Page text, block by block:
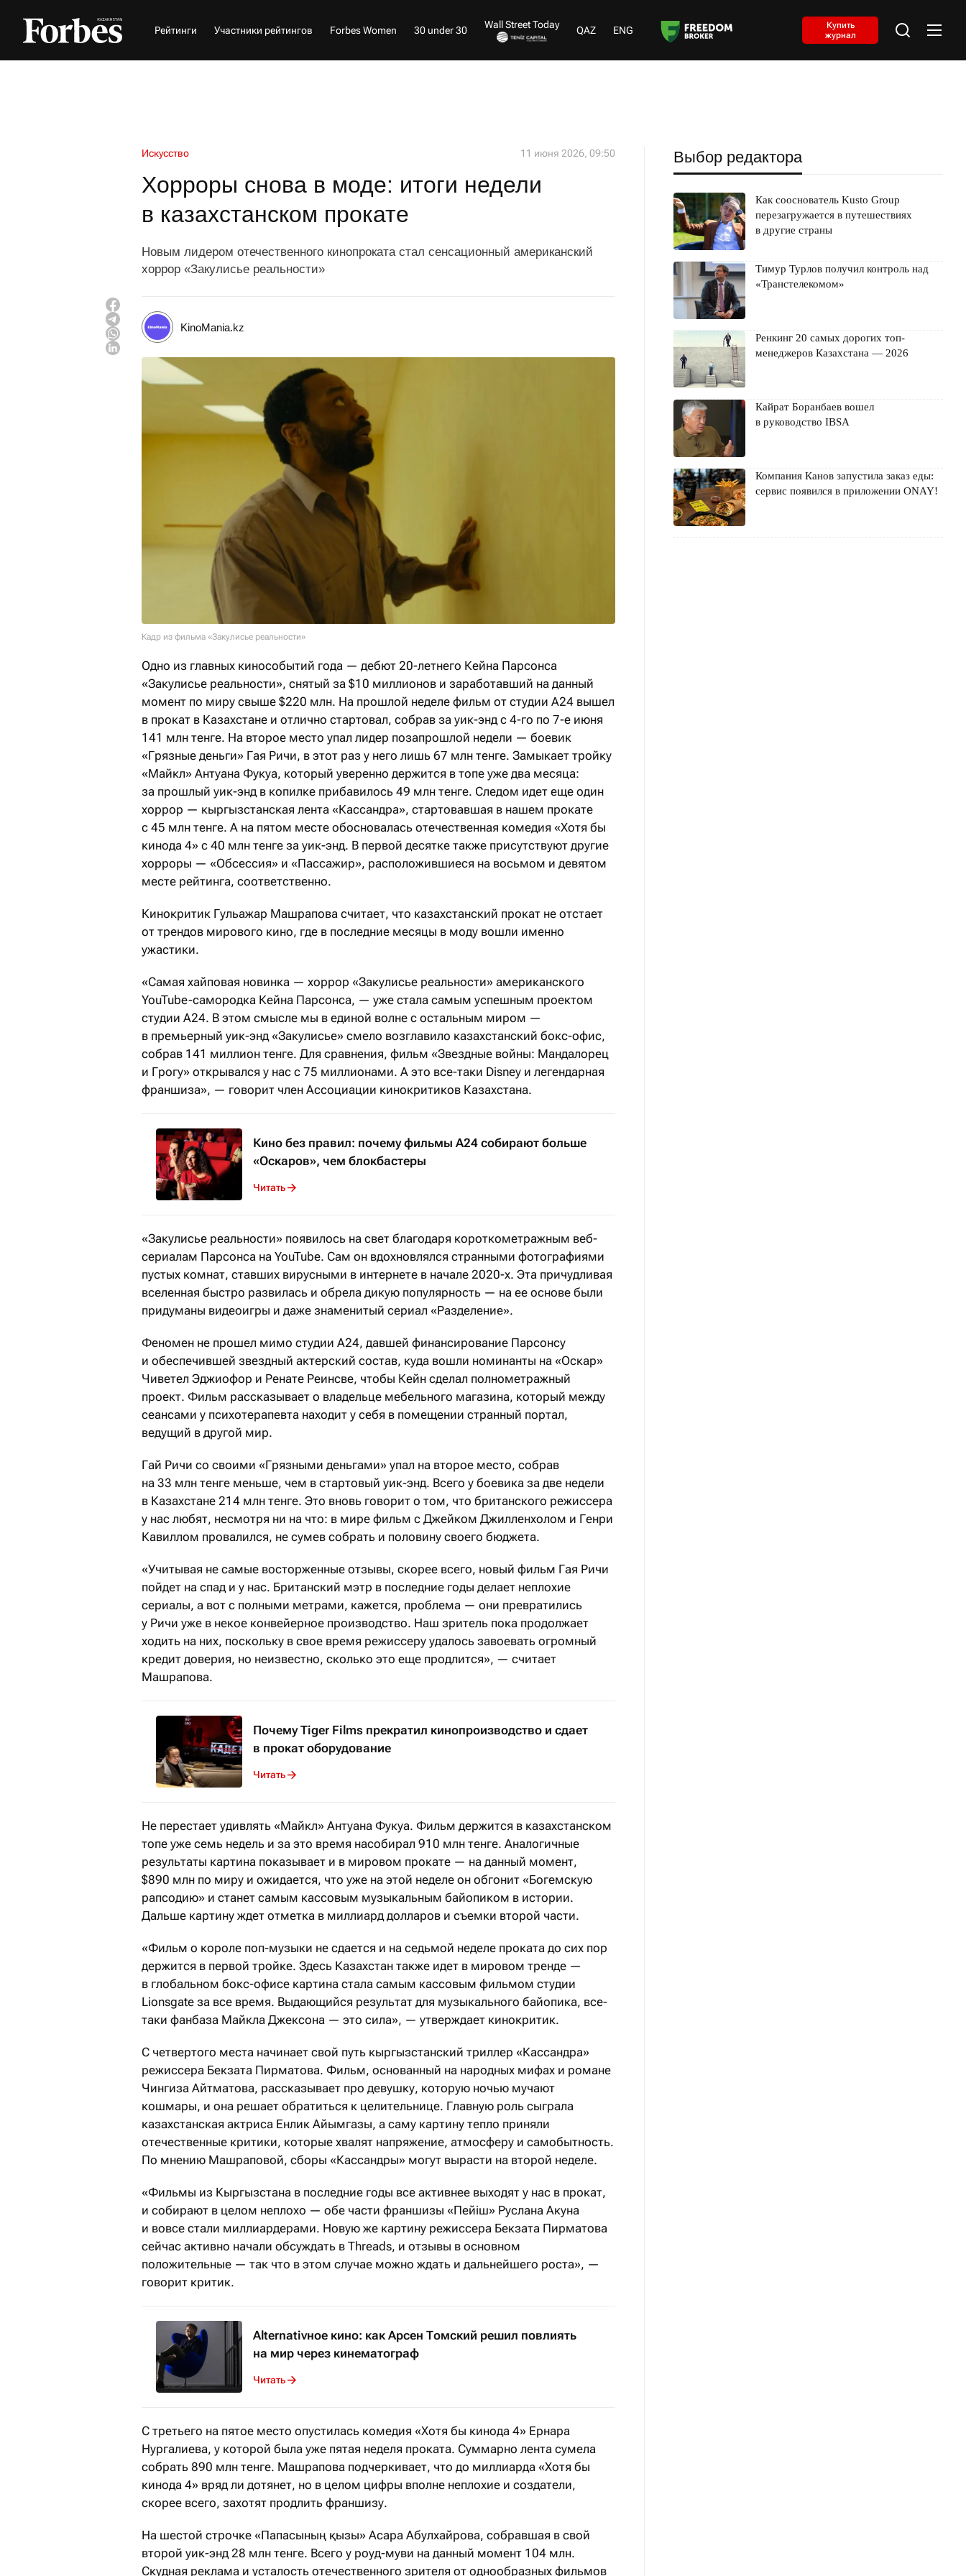
Рейтинги Участники рейтингов Forbes Women 30 under 30 Wall Street Today QAZ ENG
Купить
журнал
Искусство 11 июня 2026, 09:50
Хорроры снова в моде: итоги недели
в казахстанском прокате
Новым лидером отечественного кинопроката стал сенсационный американский
хоррор «Закулисье реальности»
KinoMania.kz
Кадр из фильма «Закулисье реальности»
Одно из главных кинособытий года — дебют 20-летнего Кейна Парсонса
«Закулисье реальности», снятый за $10 миллионов и заработавший на данный
момент по миру свыше $220 млн. На прошлой неделе фильм от студии А24 вышел
в прокат в Казахстане и отлично стартовал, собрав за уик-энд с 4-го по 7-е июня
141 млн тенге. На второе место упал лидер позапрошлой недели — боевик
«Грязные деньги» Гая Ричи, в этот раз у него лишь 67 млн тенге. Замыкает тройку
«Майкл» Антуана Фукуа, который уверенно держится в топе уже два месяца:
за прошлый уик-энд в копилке прибавилось 49 млн тенге. Следом идет еще один
хоррор — кыргызстанская лента «Кассандра», стартовавшая в нашем прокате
с 45 млн тенге. А на пятом месте обосновалась отечественная комедия «Хотя бы
кинода 4» с 40 млн тенге за уик-энд. В первой десятке также присутствуют другие
хорроры — «Обсессия» и «Пассажир», расположившиеся на восьмом и девятом
месте рейтинга, соответственно.
Кинокритик Гульажар Машрапова считает, что казахстанский прокат не отстает
от трендов мирового кино, где в последние месяцы в моду вошли именно
ужастики.
«Самая хайповая новинка — хоррор «Закулисье реальности» американского
YouTube-самородка Кейна Парсонса, — уже стала самым успешным проектом
студии А24. В этом смысле мы в единой волне с остальным миром —
в премьерный уик-энд «Закулисье» смело возглавило казахстанский бокс-офис,
собрав 141 миллион тенге. Для сравнения, фильм «Звездные войны: Мандалорец
и Грогу» открывался у нас с 75 миллионами. А это все-таки Disney и легендарная
франшиза», — говорит член Ассоциации кинокритиков Казахстана.
Кино без правил: почему фильмы A24 собирают больше
«Оскаров», чем блокбастеры
Читать
«Закулисье реальности» появилось на свет благодаря короткометражным веб-
сериалам Парсонса на YouTube. Сам он вдохновлялся странными фотографиями
пустых комнат, ставших вирусными в интернете в начале 2020-х. Эта причудливая
вселенная быстро развилась и обрела дикую популярность — на ее основе были
придуманы видеоигры и даже знаменитый сериал «Разделение».
Феномен не прошел мимо студии А24, давшей финансирование Парсонсу
и обеспечившей звездный актерский состав, куда вошли номинанты на «Оскар»
Чиветел Эджиофор и Ренате Реинсве, чтобы Кейн сделал полнометражный
проект. Фильм рассказывает о владельце мебельного магазина, который между
сеансами у психотерапевта находит у себя в помещении странный портал,
ведущий в другой мир.
Гай Ричи со своими «Грязными деньгами» упал на второе место, собрав
на 33 млн тенге меньше, чем в стартовый уик-энд. Всего у боевика за две недели
в Казахстане 214 млн тенге. Это вновь говорит о том, что британского режиссера
у нас любят, несмотря ни на что: в мире фильм с Джейком Джилленхолом и Генри
Кавиллом провалился, не сумев собрать и половину своего бюджета.
«Учитывая не самые восторженные отзывы, скорее всего, новый фильм Гая Ричи
пойдет на спад и у нас. Британский мэтр в последние годы делает неплохие
сериалы, а вот с полными метрами, кажется, проблема — они превратились
у Ричи уже в некое конвейерное производство. Наш зритель пока продолжает
ходить на них, поскольку в свое время режиссеру удалось завоевать огромный
кредит доверия, но неизвестно, сколько это еще продлится», — считает
Машрапова.
Почему Tiger Films прекратил кинопроизводство и сдает
в прокат оборудование
Читать
Не перестает удивлять «Майкл» Антуана Фукуа. Фильм держится в казахстанском
топе уже семь недель и за это время насобирал 910 млн тенге. Аналогичные
результаты картина показывает и в мировом прокате — на данный момент,
$890 млн по миру и ожидается, что уже на этой неделе он обгонит «Богемскую
рапсодию» и станет самым кассовым музыкальным байопиком в истории.
Дальше картину ждет отметка в миллиард долларов и съемки второй части.
«Фильм о короле поп-музыки не сдается и на седьмой неделе проката до сих пор
держится в первой тройке. Здесь Казахстан также идет в мировом тренде —
в глобальном бокс-офисе картина стала самым кассовым фильмом студии
Lionsgate за все время. Выдающийся результат для музыкального байопика, все-
таки фанбаза Майкла Джексона — это сила», — утверждает кинокритик.
С четвертого места начинает свой путь кыргызстанский триллер «Кассандра»
режиссера Бекзата Пирматова. Фильм, основанный на народных мифах и романе
Чингиза Айтматова, рассказывает про девушку, которую ночью мучают
кошмары, и она решает обратиться к целительнице. Главную роль сыграла
казахстанская актриса Енлик Айымгазы, а саму картину тепло приняли
отечественные критики, которые хвалят напряжение, атмосферу и самобытность.
По мнению Машраповой, сборы «Кассандры» могут вырасти на второй неделе.
«Фильмы из Кыргызстана в последние годы все активнее выходят у нас в прокат,
и собирают в целом неплохо — обе части франшизы «Пейіш» Руслана Акуна
и вовсе стали миллиардерами. Новую же картину режиссера Бекзата Пирматова
сейчас активно начали обсуждать в Threads, и отзывы в основном
положительные — так что в этом случае можно ждать и дальнейшего роста», —
говорит критик.
Alternativное кино: как Арсен Томский решил повлиять
на мир через кинематограф
Читать
С третьего на пятое место опустилась комедия «Хотя бы кинода 4» Ернара
Нургалиева, у которой была уже пятая неделя проката. Суммарно лента сумела
собрать 890 млн тенге. Машрапова подчеркивает, что до миллиарда «Хотя бы
кинода 4» вряд ли дотянет, но в целом цифры вполне неплохие и создатели,
скорее всего, захотят продлить франшизу.
На шестой строчке «Папасының қызы» Асара Абулхайрова, собравшая в свой
второй уик-энд 28 млн тенге. Всего у роуд-муви на данный момент 104 млн.
Скудная реклама и усталость отечественного зрителя от однообразных фильмов
Выбор редактора
Как сооснователь Kusto Group
перезагружается в путешествиях
в другие страны
Тимур Турлов получил контроль над
«Транстелекомом»
Ренкинг 20 самых дорогих топ-
менеджеров Казахстана — 2026
Кайрат Боранбаев вошел
в руководство IBSA
Компания Канов запустила заказ еды:
сервис появился в приложении ONAY!